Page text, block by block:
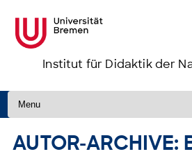
Institut für Didaktik der
Zum Inhalt springen
AUTOR-ARCHIVE: